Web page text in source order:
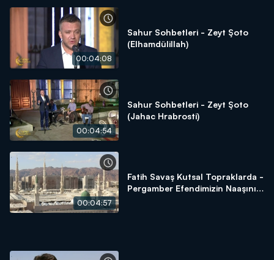
00:04:08
Sahur Sohbetleri - Zeyt Şoto
(Elhamdülillah)
00:04:54
Sahur Sohbetleri - Zeyt Şoto
(Jahac Hrabrosti)
00:04:57
Fatih Savaş Kutsal Topraklarda -
Pergamber Efendimizin Naaşını